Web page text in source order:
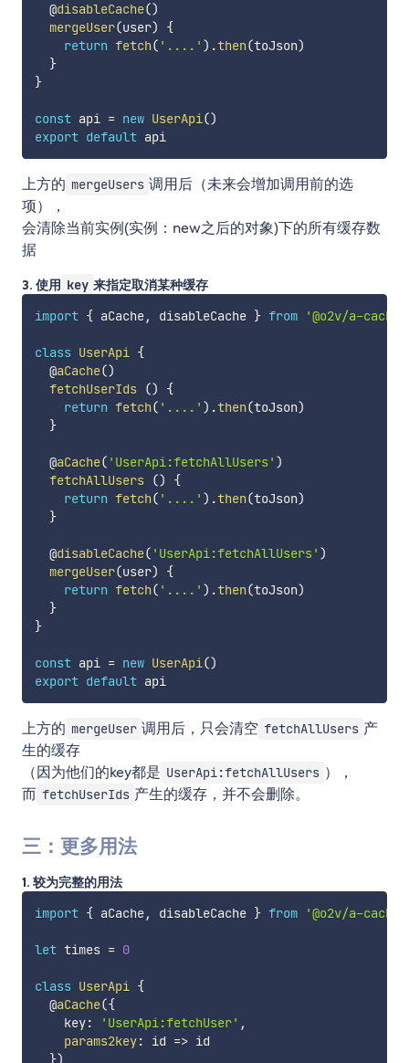
  @
disableCache()
mergeUser(user)
{
return fetch( '....' ) .then(toJson)
}
}
const api = new UserApi()
export default api
上方的 mergeUsers 调用后（未来会增加调用前的选
项），
会清除当前实例(实例：new之后的对象)下的所有缓存数
据
3. 使用 key 来指定取消某种缓存
import { aCache, disableCache } from '@o2v/a-cache'
class UserApi {
  @
aCache()
fetchUserIds ()
{
return fetch( '....' ) .then(toJson)
}
  @
aCache( 'UserApi:fetchAllUsers' )
fetchAllUsers ()
{
return fetch( '....' ) .then(toJson)
}
  @
disableCache( 'UserApi:fetchAllUsers' )
mergeUser(user)
{
return fetch( '....' ) .then(toJson)
}
}
const api = new UserApi()
export default api
上方的 mergeUser 调用后，只会清空 fetchAllUsers 产
生的缓存
（因为他们的key都是 UserApi:fetchAllUsers ），
而 fetchUserIds 产生的缓存，并不会删除。
三：更多用法
1. 较为完整的用法
import { aCache, disableCache } from '@o2v/a-cache'
let times = 0
class UserApi {
  @
aCache({
    key
: 'UserApi:fetchUser' ,
params2key: id => id
})